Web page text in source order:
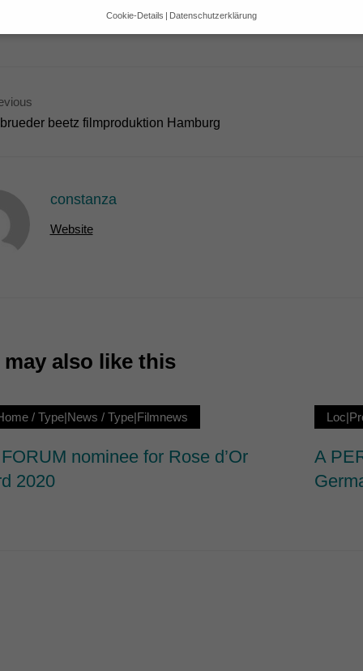
beetz filmproduktion Hamburg
constanza
Website
may also like this
/ Type|News / Type|Filmnews
nominee for Rose d’Or
2020
A
Cookie-Details Datenschutzerklärung
Datenschutzeinstellungen
Website und Ihre Erfahrung zu verbessern.
z. B. für personalisierte Anzeigen und Inhalte oder Anzeigen-
die Verwendung Ihrer Daten finden Sie in unserer
Informationen anzeigen lassen und so nur bestimmte Cookies
Speichern Nur essenzielle Cookies akzeptieren
und Social-Media-Plattformen werden standardmäßig blockiert. Wenn Cookies
der Zugriff auf diese Inhalte keiner manuellen Einwilligung mehr.